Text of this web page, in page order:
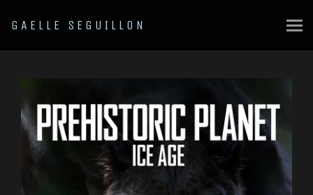
GAELLE SEGUILLON